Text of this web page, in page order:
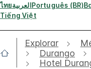
ไทยالعربيةPortuguês (BR)
Tiếng Việt
Explorar
Durango
Hotel